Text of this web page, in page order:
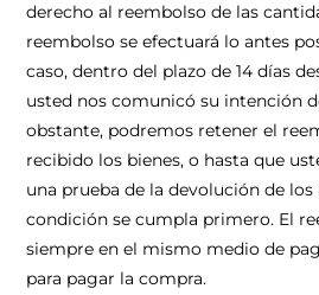
derecho al reembolso de las
reembolso se efectuará lo antes
caso, dentro del plazo de 14 días
usted nos comunicó su intención
obstante, podremos retener el
recibido los bienes, o hasta que
una prueba de la devolución de los
condición se cumpla primero. El
siempre en el mismo medio de
para pagar la compra.